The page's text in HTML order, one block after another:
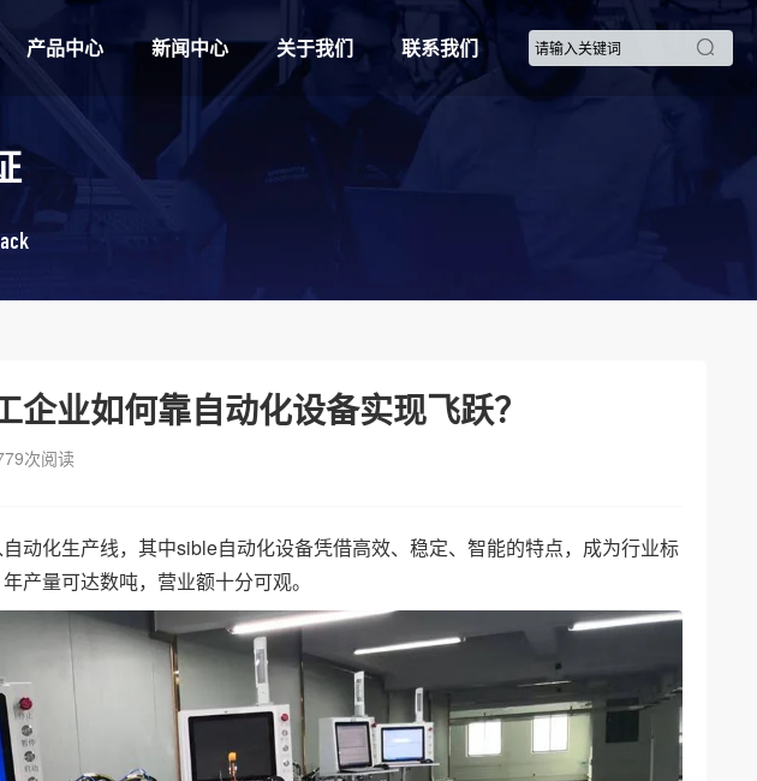
产品中心 新闻中心 关于我们 联系我们
业如何靠自动化设备实现飞跃？
次阅读
动化生产线，其中sible自动化设备凭借高效、稳定、智能的特点，成为行业标
产量可达数吨，营业额十分可观。